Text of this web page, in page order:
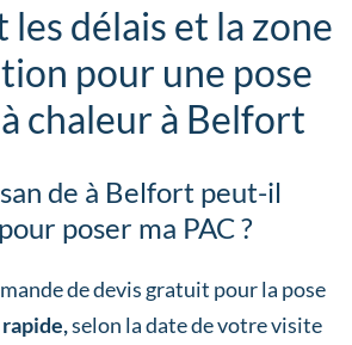
les délais et la zone
pour une pose
chaleur à Belfort
de à Belfort peut-il
poser ma PAC ?
de devis gratuit pour la pose
selon la date de votre visite